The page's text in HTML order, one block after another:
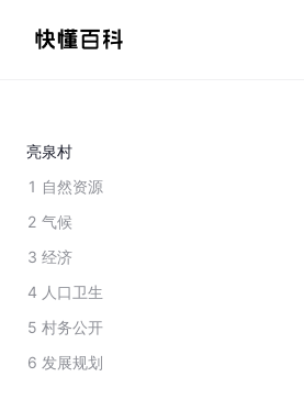
亮泉村
1 自然资源
2 气候
3 经济
4 人口卫生
5 村务公开
6 发展规划